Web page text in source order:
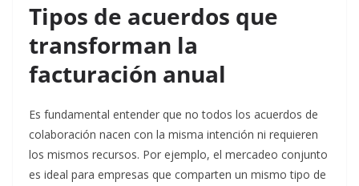
Tipos de acuerdos que
transforman la
facturación anual
Es fundamental entender que no todos los acuerdos de
colaboración nacen con la misma intención ni requieren
los mismos recursos. Por ejemplo, el mercadeo conjunto
es ideal para empresas que comparten un mismo tipo de